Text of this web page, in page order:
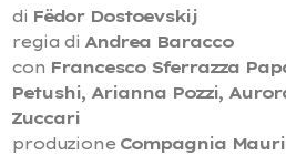
di Fëdor Dostoevskij
regia di Andrea Baracco
con Francesco Sferrazza
Petushi, Arianna Pozzi,
Zuccari
produzione Compagnia